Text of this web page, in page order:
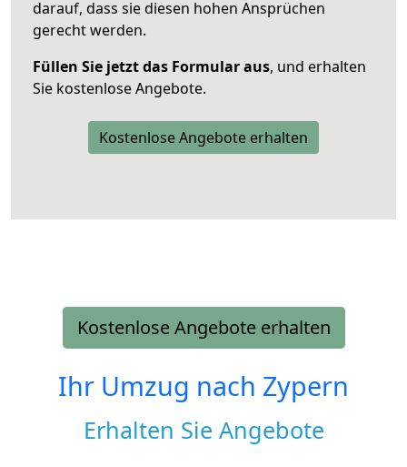
darauf, dass sie diesen hohen Ansprüchen
gerecht werden.
Füllen Sie jetzt das Formular aus, und erhalten
Sie kostenlose Angebote.
Kostenlose Angebote erhalten
Kostenlose Angebote erhalten
Ihr Umzug nach Zypern
Erhalten Sie Angebote